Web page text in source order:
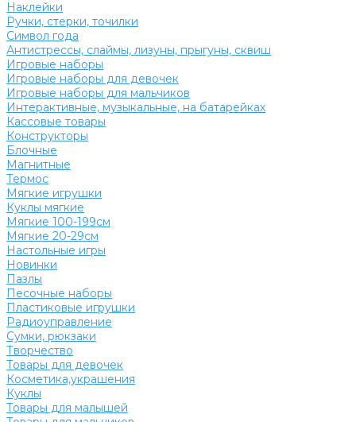
Наклейки
Ручки, стерки, точилки
Символ года
Антистрессы, слаймы, лизуны, прыгуны, сквиш
Игровые наборы
Игровые наборы для девочек
Игровые наборы для мальчиков
Интерактивные, музыкальные, на батарейках
Кассовые товары
Конструкторы
Блочные
Магнитные
Термос
Мягкие игрушки
Куклы мягкие
Мягкие 100-199см
Мягкие 20-29см
Настольные игры
Новинки
Пазлы
Песочные наборы
Пластиковые игрушки
Радиоуправление
Сумки, рюкзаки
Творчество
Товары для девочек
Косметика,украшения
Куклы
Товары для малышей